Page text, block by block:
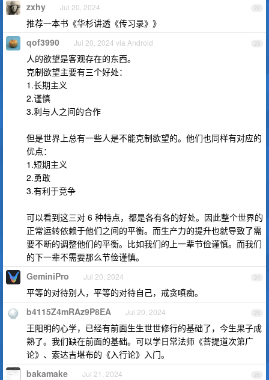
22
zxhy Jul 20, 2024
推荐一本书《华杉讲透《传习录》》
23
qof3990 Jul 20, 2024 via Android
人的欲望是客观存在的东西。
克制欲望主要有三个好处：
1.长期主义
2.谨慎
3.利与人之间的合作
但是世界上总有一些人是不能克制欲望的。他们也同样有对应的
优点：
1.短期主义
2.勇敢
3.有利于竞争
可以看到这三对 6 种特点，都是各有各的好处。因此整个世界的
正常运转依赖于他们之间的平衡。而生产力的提升也就导致了需
要不断的调整他们的平衡。比如我们的上一辈节俭谨慎。而我们
的下一辈不需要那么节俭谨慎。
24
GeminiPro Jul 20, 2024
平等的对待别人，平等的对待自己，戒贪嗔痴。
25
b4115Z4mRAz9P8EA Jul 20, 2024
王阳明的心学，已经有前面生生世世修行的基础了，今生果子成
熟了。我们缺在前面的基础。可以学日常法师《菩提道次第广
论》、索达吉堪布的《入行论》入门。
26
bakamake Jul 21, 2024